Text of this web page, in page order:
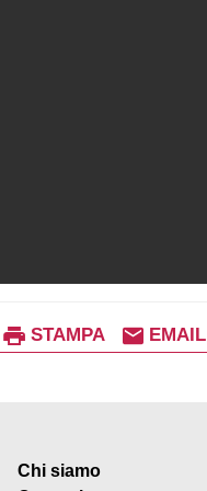
STAMPA EMAIL
Chi siamo